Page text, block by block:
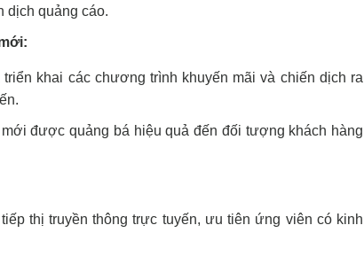
dịch quảng cáo.
khai các chương trình khuyến mãi và chiến dịch ra
được quảng bá hiệu quả đến đối tượng khách hàng
thị truyền thông trực tuyến, ưu tiên ứng viên có kinh